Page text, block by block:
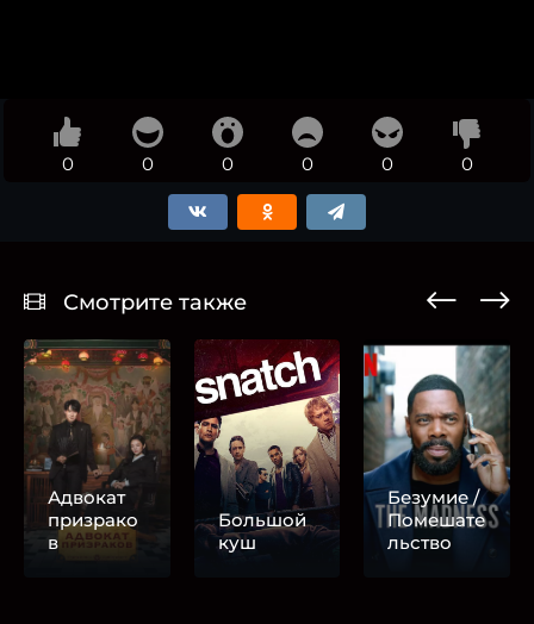
0 0 0 0 0 0
Смотрите также
Адвокат
призрако
в
Большой
куш
Безумие /
Помешате
льство